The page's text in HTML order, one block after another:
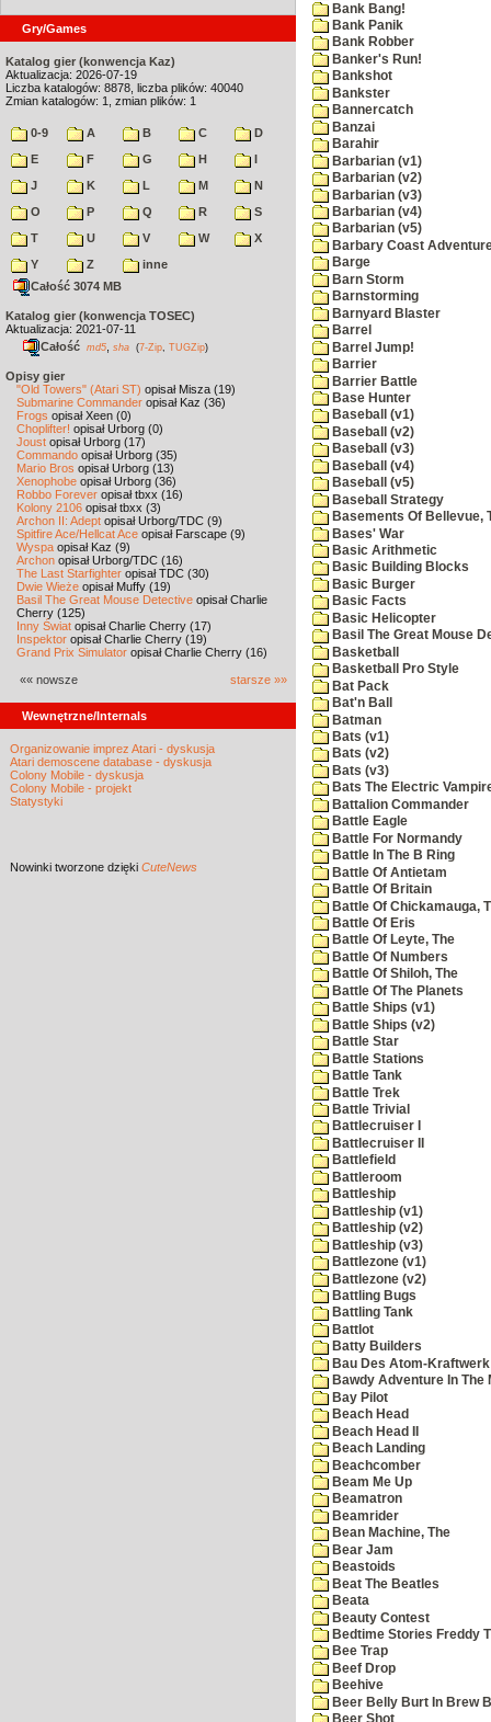
Gry/Games
Katalog gier (konwencja Kaz)
Aktualizacja: 2026-07-19
Liczba katalogów: 8878, liczba plików: 40040
Zmian katalogów: 1, zmian plików: 1
0-9 A B C
D
E
F G H
I
J
K L M
N
O
P Q R
S
T
U V W
X
Y
Z
inne
Całość 3074 MB
Katalog gier (konwencja TOSEC)
Aktualizacja: 2021-07-11
Całość md5 sha (7-Zip TUGZip)
Opisy gier
"Old Towers" (Atari ST) opisał Misza (19)
Submarine Commander opisał Kaz (36)
Frogs opisał Xeen (0)
Choplifter! opisał Urborg (0)
Joust opisał Urborg (17)
Commando opisał Urborg (35)
Mario Bros opisał Urborg (13)
Xenophobe opisał Urborg (36)
Robbo Forever opisał tbxx (16)
Kolony 2106 opisał tbxx (3)
Archon II: Adept opisał Urborg/TDC (9)
Spitfire Ace/Hellcat Ace opisał Farscape (9)
Wyspa opisał Kaz (9)
Archon opisał Urborg/TDC (16)
The Last Starfighter opisał TDC (30)
Dwie Wieże opisał Muffy (19)
Basil The Great Mouse Detective opisał Charlie
Cherry (125)
Inny Świat opisał Charlie Cherry (17)
Inspektor opisał Charlie Cherry (19)
Grand Prix Simulator opisał Charlie Cherry (16)
«« nowsze starsze »»
Wewnętrzne/Internals
Organizowanie imprez Atari - dyskusja
Atari demoscene database - dyskusja
Colony Mobile - dyskusja
Colony Mobile - projekt
Statystyki
Nowinki tworzone dzięki CuteNews
Bank Bang!
Bank Panik
Bank Robber
Banker's Run!
Bankshot
Bankster
Bannercatch
Banzai
Barahir
Barbarian (v1)
Barbarian (v2)
Barbarian (v3)
Barbarian (v4)
Barbarian (v5)
Barbary Coast
Barge
Barn Storm
Barnstorming
Barnyard Blaster
Barrel
Barrel Jump!
Barrier
Barrier Battle
Base Hunter
Baseball (v1)
Baseball (v2)
Baseball (v3)
Baseball (v4)
Baseball (v5)
Baseball Strategy
Basements Of Bellevue,
Bases' War
Basic Arithmetic
Basic Building Blocks
Basic Burger
Basic Facts
Basic Helicopter
Basil The Great Mouse
Basketball
Basketball Pro Style
Bat Pack
Bat'n Ball
Batman
Bats (v1)
Bats (v2)
Bats (v3)
Bats The Electric
Battalion Commander
Battle Eagle
Battle For Normandy
Battle In The B Ring
Battle Of Antietam
Battle Of Britain
Battle Of Chickamauga,
Battle Of Eris
Battle Of Leyte, The
Battle Of Numbers
Battle Of Shiloh, The
Battle Of The Planets
Battle Ships (v1)
Battle Ships (v2)
Battle Star
Battle Stations
Battle Tank
Battle Trek
Battle Trivial
Battlecruiser I
Battlecruiser II
Battlefield
Battleroom
Battleship
Battleship (v1)
Battleship (v2)
Battleship (v3)
Battlezone (v1)
Battlezone (v2)
Battling Bugs
Battling Tank
Battlot
Batty Builders
Bau Des Atom-Kraftwerk
Bawdy Adventure In The
Bay Pilot
Beach Head
Beach Head II
Beach Landing
Beachcomber
Beam Me Up
Beamatron
Beamrider
Bean Machine, The
Bear Jam
Beastoids
Beat The Beatles
Beata
Beauty Contest
Bedtime Stories Freddy
Bee Trap
Beef Drop
Beehive
Beer Belly Burt In Brew
Beer Shot